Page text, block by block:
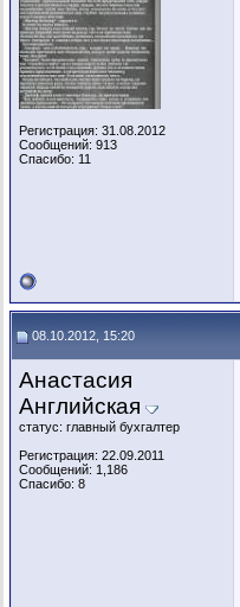
Регистрация: 31.08.2012
Сообщений: 913
Спасибо: 11
08.10.2012, 15:20
Анастасия
Английская
статус: главный бухгалтер
Регистрация: 22.09.2011
Сообщений: 1,186
Спасибо: 8